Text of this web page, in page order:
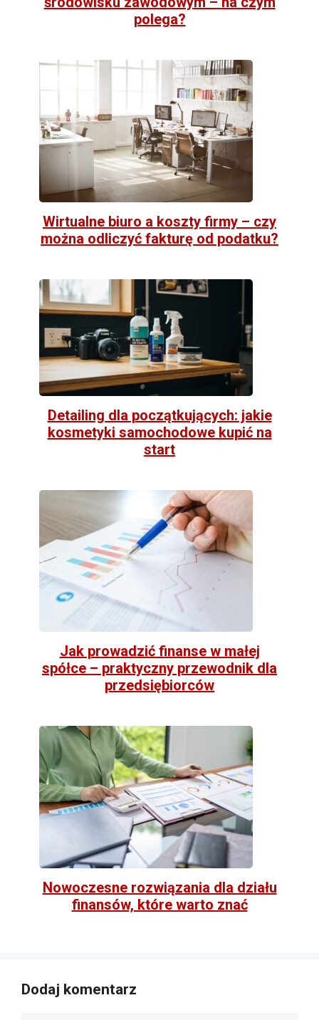
polega?
Wirtualne biuro a koszty firmy – czy
można odliczyć fakturę od podatku?
Detailing dla początkujących: jakie
kosmetyki samochodowe kupić na
start
Jak prowadzić finanse w małej
spółce – praktyczny przewodnik dla
przedsiębiorców
Nowoczesne rozwiązania dla działu
finansów, które warto znać
Dodaj komentarz